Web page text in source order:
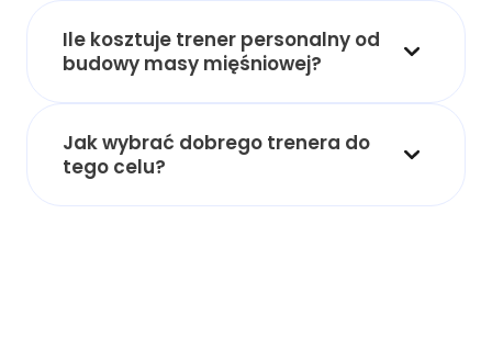
Ile kosztuje trener personalny od
budowy masy mięśniowej?
Jak wybrać dobrego trenera do
tego celu?